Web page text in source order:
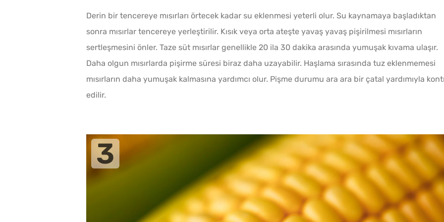
Derin bir tencereye mısırları örtecek kadar su eklenmesi yeterli olur. Su kaynamaya başladıktan
sonra mısırlar tencereye yerleştirilir. Kısık veya orta ateşte yavaş yavaş pişirilmesi mısırların
sertleşmesini önler. Taze süt mısırlar genellikle 20 ila 30 dakika arasında yumuşak kıvama ulaşır.
Daha olgun mısırlarda pişirme süresi biraz daha uzayabilir. Haşlama sırasında tuz eklenmemesi
mısırların daha yumuşak kalmasına yardımcı olur. Pişme durumu ara ara bir çatal yardımıyla
edilir.